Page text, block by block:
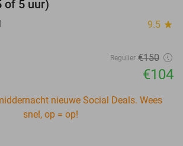
of 5 uur)
9.5 star
Regulier €150
€104
nieuwe Social Deals. Wees
snel, op = op!